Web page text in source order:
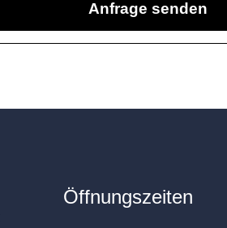
Öffnungszeiten